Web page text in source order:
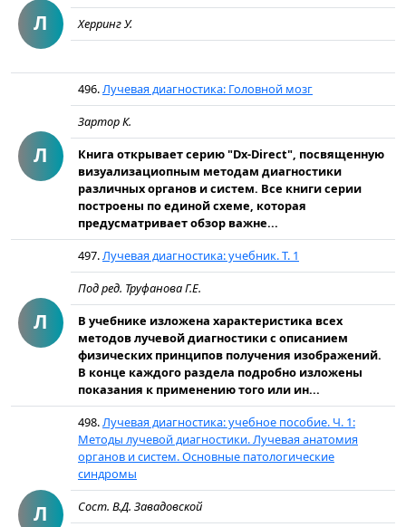
Л
Херринг У.
Л
496.Лучевая диагностика: Головной мозг
Зартор К.
Книга открывает серию "Dx-Direct", посвященную
визуализациопным методам диагностики
различных органов и систем. Все книги серии
построены по единой схеме, которая
предусматривает обзор важне...
Л
497.Лучевая диагностика: учебник. Т. 1
Под ред. Труфанова Г.Е.
В учебнике изложена характеристика всех
методов лучевой диагностики с описанием
физических принципов получения изображений.
В конце каждого раздела подробно изложены
показания к применению того или ин...
Л
498.Лучевая диагностика: учебное пособие. Ч. 1:
Методы лучевой диагностики. Лучевая анатомия
органов и систем. Основные патологические
синдромы
Сост. В.Д. Завадовской